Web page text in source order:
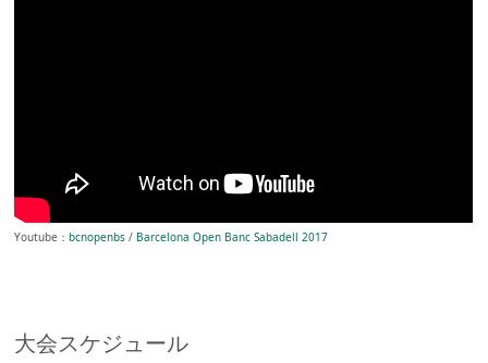
Youtube：bcnopenbs / Barcelona Open Banc Sabadell 2017
大会スケジュール